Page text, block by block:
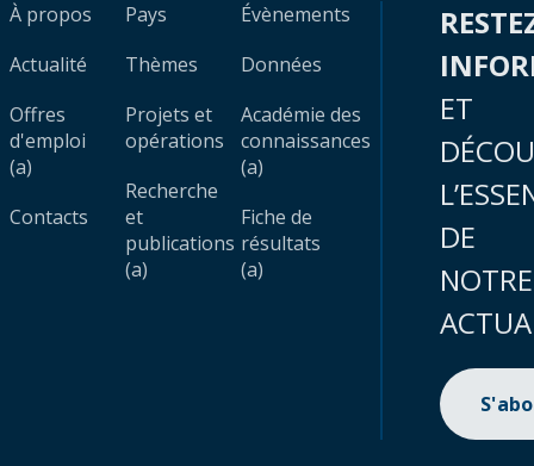
À propos
Actualité
Offres
d'emploi
(a)
Contacts
Pays
Thèmes
Projets et
opérations
Recherche
et
publications
(a)
Évènements
Données
Académie des
connaissances
(a)
Fiche de
résultats
(a)
ET
DE
NOTRE